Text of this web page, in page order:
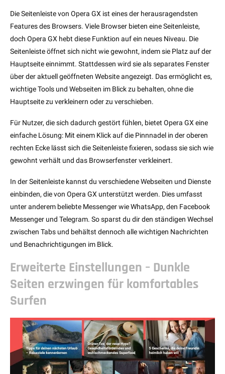
Die Seitenleiste von Opera GX ist eines der herausragendsten
Features des Browsers. Viele Browser bieten eine Seitenleiste,
doch Opera GX hebt diese Funktion auf ein neues Niveau. Die
Seitenleiste öffnet sich nicht wie gewohnt, indem sie Platz auf der
Hauptseite einnimmt. Stattdessen wird sie als separates Fenster
über der aktuell geöffneten Website angezeigt. Das ermöglicht es,
wichtige Tools und Webseiten im Blick zu behalten, ohne die
Hauptseite zu verkleinern oder zu verschieben.
Für Nutzer, die sich dadurch gestört fühlen, bietet Opera GX eine
einfache Lösung: Mit einem Klick auf die Pinnnadel in der oberen
rechten Ecke lässt sich die Seitenleiste fixieren, sodass sie sich wie
gewohnt verhält und das Browserfenster verkleinert.
In der Seitenleiste kannst du verschiedene Webseiten und Dienste
einbinden, die von Opera GX unterstützt werden. Dies umfasst
unter anderem beliebte Messenger wie WhatsApp, den Facebook
Messenger und Telegram. So sparst du dir den ständigen Wechsel
zwischen Tabs und behältst dennoch alle wichtigen Nachrichten
und Benachrichtigungen im Blick.
Erweiterte Einstellungen – Dunkle
Seiten erzwingen für komfortables
Surfen